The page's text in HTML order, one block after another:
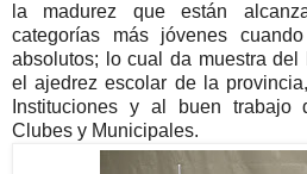
la madurez que están
categorías más jóvenes
absolutos; lo cual da muestra del
el ajedrez escolar de la
Instituciones y al buen
Clubes y Municipales.